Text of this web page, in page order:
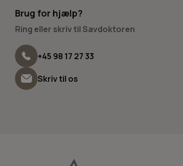
Brug for hjælp?
Ring eller skriv til Savdoktoren
+45 98 17 27 33
Skriv til os